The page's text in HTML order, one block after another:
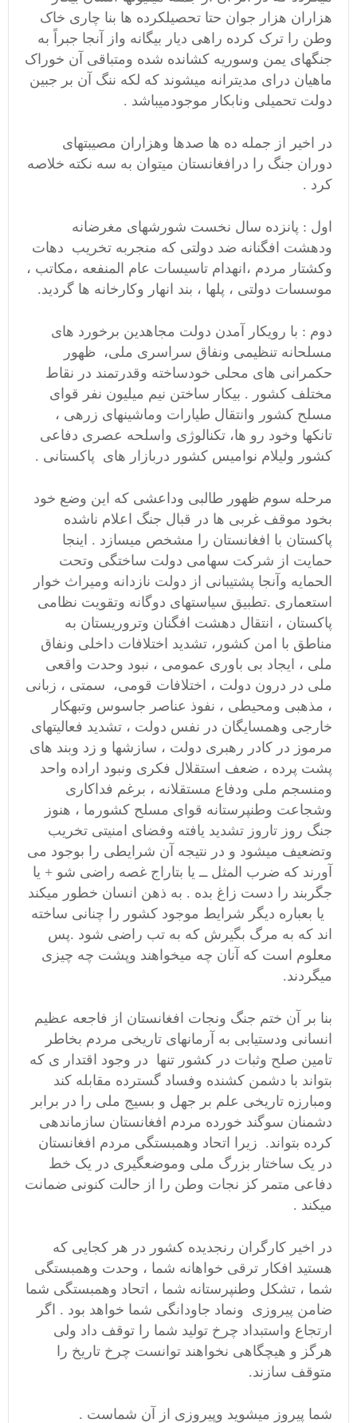
هزاران هزار جوان حتا تحصیلکرده ها بنا چاری خاک
وطن را ترک کرده راهی دیار بیگانه واز آنجا جبراً به
جنگهای یمن وسوریه کشانده شده ومتباقی آن خوراک
ماهیان درای مدیترانه میشوند که لکه ننگ آن بر جبین
دولت تحمیلی ونابکار موجودمیباشد .
در اخیر از جمله ده ها صدها وهزاران مصیبتهای
دوران جنگ را درافغانستان میتوان به سه نکته خلاصه
کرد .
اول : پانزده سال نخست شورشهای مغرضانه
ودهشت افگنانه ضد دولتی که منجربه تخریب دهات
وکشتار مردم ،انهدام تاسیسات عام المنفعه ،مکاتب ،
موسسات دولتی ، پلها ، بند انهار وکارخانه ها گردید.
دوم : با رویکار آمدن دولت مجاهدین برخورد های
مسلحانه تنظیمی ونفاق سراسری ملی، ظهور
حکمرانی های محلی خودساخته وقدرتمند در نقاط
مختلف کشور . بیکار ساختن نیم میلیون نفر قوای
مسلح کشور وانتقال طیارات وماشینهای زرهی ،
تانکها وخود رو ها، تکنالوژی واسلحه عصری دفاعی
کشور ولیلام نوامیس کشور دربازار های پاکستانی .
مرحله سوم ظهور طالبی وداعشی که این وضع خود
بخود موقف غربی ها در قبال جنگ اعلام ناشده
پاکستان با افغانستان را مشخص میسازد . اینجا
حمایت از شرکت سهامی دولت ساختگی وتحت
الحمایه وآنجا پشتیبانی از دولت نازدانه ومیراث خوار
استعماری .تطبیق سیاستهای دوگانه وتقویت نظامی
پاکستان ، انتقال دهشت افگنان وتروریستان به
مناطق با امن کشور، تشدید اختلافات داخلی ونفاق
ملی ، ایجاد بی باوری عمومی ، نبود وحدت واقعی
ملی در درون دولت ، اختلافات قومی، سمتی ، زبانی
، مذهبی ومحیطی ، نفوذ عناصر جاسوس وتبهکار
خارجی وهمسایگان در نفس دولت ، تشدید فعالیتهای
مرموز در کادر رهبری دولت ، سازشها و زد وبند های
پشت پرده ، ضعف استقلال فکری ونبود اراده واحد
ومنسجم ملی ودفاع مستقلانه ، برغم فداکاری
وشجاعت وطنپرستانه قوای مسلح کشورما ، هنوز
جنگ روز تاروز تشدید یافته وفضای امنیتی تخریب
وتضعیف میشود و در نتیجه آن شرایطی را بوجود می
آورند که ضرب المثل ــ یا بتاراج غصه راضی شو + یا
جگربند را دست زاغ بده . به ذهن انسان خطور میکند
یا بعباره دیگر شرایط موجود کشور را چنانی ساخته
اند که به مرگ بگیرش که به تب راضی شود .پس
معلوم است که آنان چه میخواهند وپشت چه چیزی
میگردند.
بنا بر آن ختم جنگ ونجات افغانستان از فاجعه عظیم
انسانی ودستیابی به آرمانهای تاریخی مردم بخاطر
تامین صلح وثبات در کشور تنها در وجود اقتدار ی که
بتواند با دشمن کشنده وفساد گسترده مقابله کند
ومبارزه تاریخی علم بر جهل و بسیج ملی را در برابر
دشمنان سوگند خورده مردم افغانستان سازماندهی
کرده بتواند. زیرا اتحاد وهمبستگی مردم افغانستان
در یک ساختار بزرگ ملی وموضعگیری در یک خط
دفاعی متمر کز نجات وطن را از حالت کنونی ضمانت
میکند .
در اخیر کارگران رنجدیده کشور در هر کجایی که
هستید افکار ترقی خواهانه شما ، وحدت وهمبستگی
شما ، تشکل وطنپرستانه شما ، اتحاد وهمبستگی شما
ضامن پیروزی ونماد جاودانگی شما خواهد بود . اگر
ارتجاع واستبداد چرخ تولید شما را توقف داد ولی
هرگز و هیچگاهی نخواهند توانست چرخ تاریخ را
متوقف سازند.
شما پیروز میشوید وپیروزی از آن شماست .